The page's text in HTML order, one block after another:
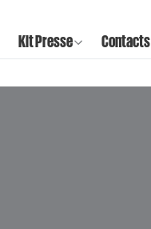
Kit Presse Contacts